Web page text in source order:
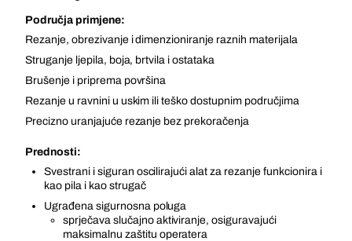
Područja primjene:
Rezanje, obrezivanje i dimenzioniranje raznih materijala
Struganje ljepila, boja, brtvila i ostataka
Brušenje i priprema površina
Rezanje u ravnini u uskim ili teško dostupnim područjima
Precizno uranjajuće rezanje bez prekoračenja
Prednosti:
Svestrani i siguran oscilirajući alat za rezanje funkcionira i
kao pila i kao strugač
Ugrađena sigurnosna poluga
sprječava slučajno aktiviranje, osiguravajući
maksimalnu zaštitu operatera